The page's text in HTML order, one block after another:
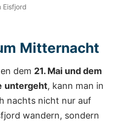
Eisfjord
Mitternacht
dem 21. Mai und dem
untergeht, kann man in
nachts nicht nur auf
wandern, sondern